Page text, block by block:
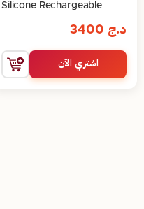
Silicone Rechargeable
د.ج
اشتري الآن